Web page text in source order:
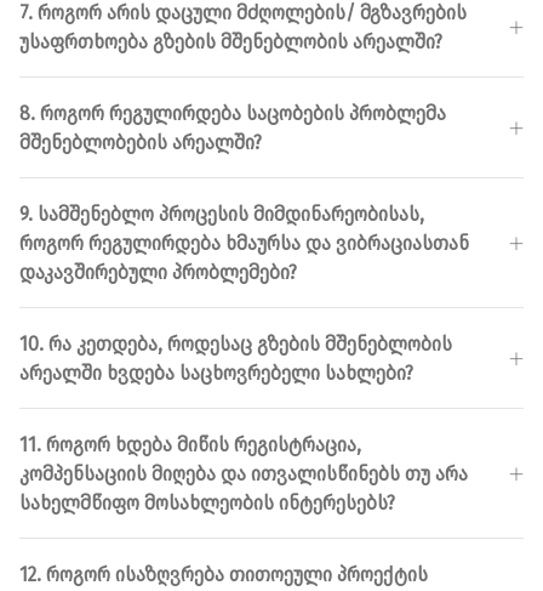
7. ᲠᲝᲒᲝᲠ ᲐᲠᲘᲡ ᲓᲐᲪᲣᲚᲘ ᲛᲫᲦᲝᲚᲔᲑᲘᲡ/ ᲛᲒᲖᲐᲕᲠᲔᲑᲘᲡ
ᲣᲡᲐᲤᲠᲗᲮᲝᲔᲑᲐ ᲒᲖᲔᲑᲘᲡ ᲛᲨᲔᲜᲔᲑᲚᲝᲑᲘᲡ ᲐᲠᲔᲐᲚᲨᲘ?
8. ᲠᲝᲒᲝᲠ ᲠᲔᲒᲣᲚᲘᲠᲓᲔᲑᲐ ᲡᲐᲪᲝᲑᲔᲑᲘᲡ ᲞᲠᲝᲑᲚᲔᲛᲐ
ᲛᲨᲔᲜᲔᲑᲚᲝᲑᲔᲑᲘᲡ ᲐᲠᲔᲐᲚᲨᲘ?
9. ᲡᲐᲛᲨᲔᲜᲔᲑᲚᲝ ᲞᲠᲝᲪᲔᲡᲘᲡ ᲛᲘᲛᲓᲘᲜᲐᲠᲔᲝᲑᲘᲡᲐᲡ,
ᲠᲝᲒᲝᲠ ᲠᲔᲒᲣᲚᲘᲠᲓᲔᲑᲐ ᲮᲛᲐᲣᲠᲡᲐ ᲓᲐ ᲕᲘᲑᲠᲐᲪᲘᲐᲡᲗᲐᲜ
ᲓᲐᲙᲐᲕᲨᲘᲠᲔᲑᲣᲚᲘ ᲞᲠᲝᲑᲚᲔᲛᲔᲑᲘ?
10. ᲠᲐ ᲙᲔᲗᲓᲔᲑᲐ, ᲠᲝᲓᲔᲡᲐᲪ ᲒᲖᲔᲑᲘᲡ ᲛᲨᲔᲜᲔᲑᲚᲝᲑᲘᲡ
ᲐᲠᲔᲐᲚᲨᲘ ᲮᲕᲓᲔᲑᲐ ᲡᲐᲪᲮᲝᲕᲠᲔᲑᲔᲚᲘ ᲡᲐᲮᲚᲔᲑᲘ?
11. ᲠᲝᲒᲝᲠ ᲮᲓᲔᲑᲐ ᲛᲘᲬᲘᲡ ᲠᲔᲒᲘᲡᲢᲠᲐᲪᲘᲐ,
ᲙᲝᲛᲞᲔᲜᲡᲐᲪᲘᲘᲡ ᲛᲘᲦᲔᲑᲐ ᲓᲐ ᲘᲗᲕᲐᲚᲘᲡᲬᲘᲜᲔᲑᲡ ᲗᲣ ᲐᲠᲐ
ᲡᲐᲮᲔᲚᲛᲬᲘᲤᲝ ᲛᲝᲡᲐᲮᲚᲔᲝᲑᲘᲡ ᲘᲜᲢᲔᲠᲔᲡᲔᲑᲡ?
12. ᲠᲝᲒᲝᲠ ᲘᲡᲐᲖᲦᲕᲠᲔᲑᲐ ᲗᲘᲗᲝᲔᲣᲚᲘ ᲞᲠᲝᲔᲥᲢᲘᲡ